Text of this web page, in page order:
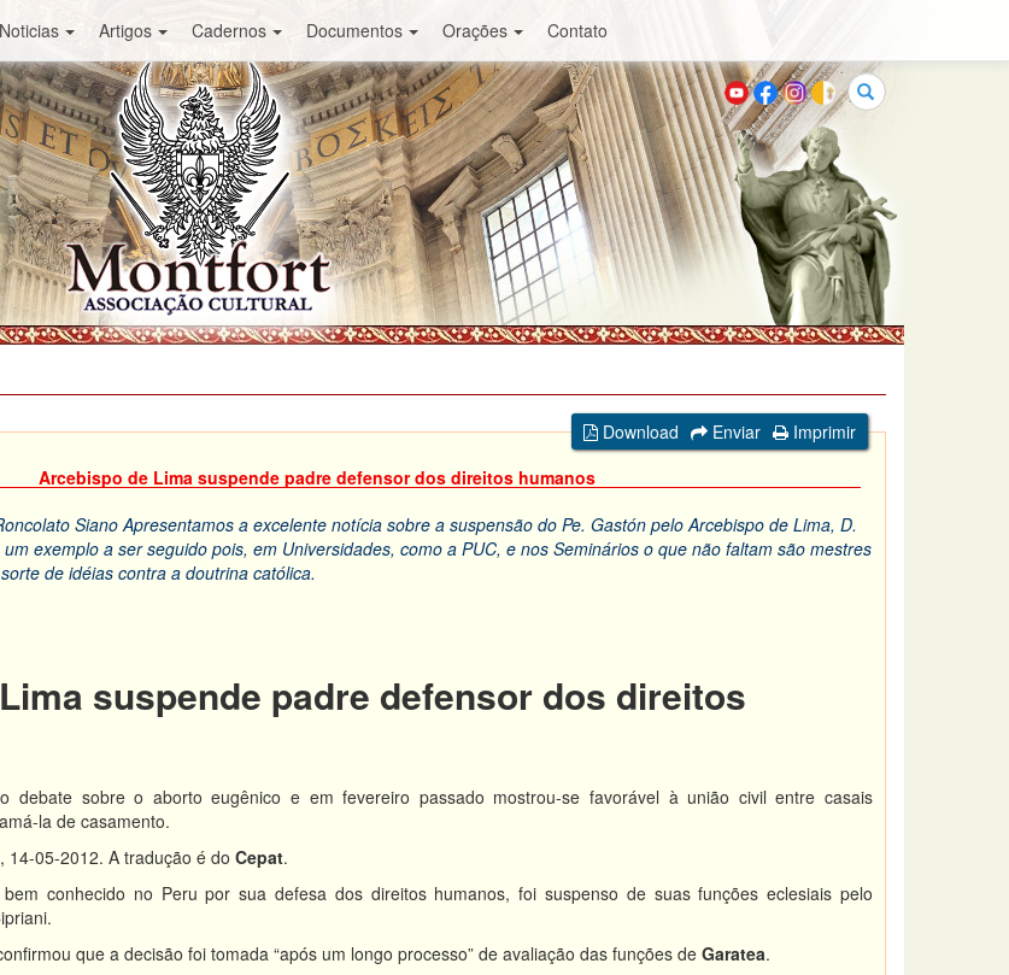
Noticias Artigos Cadernos Documentos Orações Contato
Buscar
Download Enviar
Imprimir
Arcebispo de Lima suspende padre defensor dos direitos humanos
Siano Apresentamos a excelente notícia sobre a suspensão do Pe. Gastón pelo Arcebispo de Lima, D.
exemplo a ser seguido pois, em Universidades, como a PUC, e nos Seminários o que não faltam são mestres
de idéias contra a doutrina católica.
suspende padre defensor dos direitos
debate sobre o aborto eugênico e em fevereiro passado mostrou-se favorável à união civil entre casais
la de casamento.
, 14-05-2012. A tradução é do Cepat.
conhecido no Peru por sua defesa dos direitos humanos, foi suspenso de suas funções eclesiais pelo
que a decisão foi tomada “após um longo processo” de avaliação das funções de Garatea.